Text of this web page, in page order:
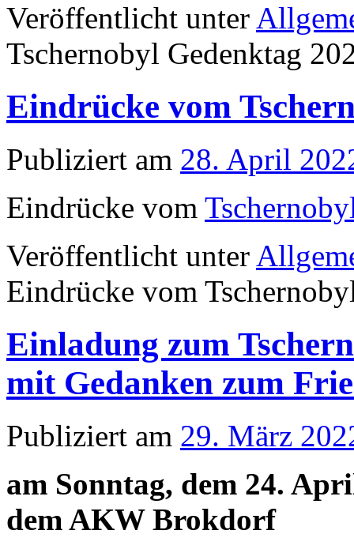
Veröffentlicht unter
Tschernobyl Gedenktag
Eindrücke vom
Publiziert am 28. April
Eindrücke vom
Veröffentlicht unter
Eindrücke vom
Einladung zum
mit Gedanken zum
Publiziert am 29. März
am Sonntag, dem 24.
dem AKW Brokdorf